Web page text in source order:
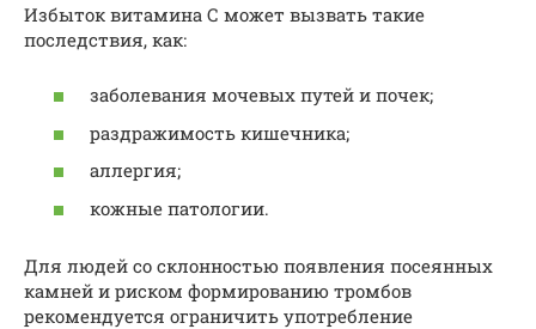
Избыток витамина С может вызвать такие
последствия, как:
заболевания мочевых путей и почек;
раздражимость кишечника;
аллергия;
кожные патологии.
Для людей со склонностью появления посеянных
камней и риском формированию тромбов
рекомендуется ограничить употребление